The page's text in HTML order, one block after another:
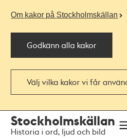
Om kakor på Stockholmskällan
Godkänn alla kakor
Välj vilka kakor vi får
navigationen
huvudinnehållet
Stockholmskällan
Historia i ord, ljud och bild